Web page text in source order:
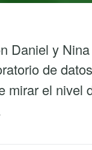
Daniel y
de datos
mirar el nivel